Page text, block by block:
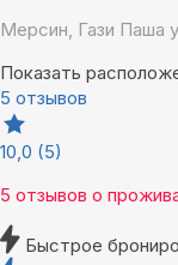
Мерсин, Гази Паша
Показать
5 отзывов
10,0 (5)
5 отзывов о
Быстрое